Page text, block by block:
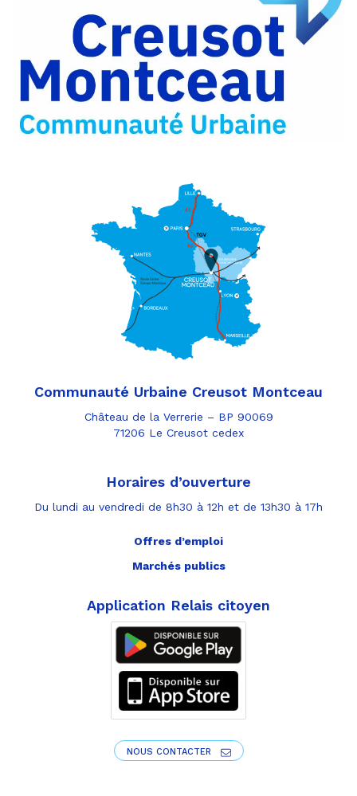
Facebook
Partager
Twitter
Partager
par
e-
mail
Communauté Urbaine Creusot Montceau
Château de la Verrerie – BP 90069
71206 Le Creusot cedex
Horaires d’ouverture
Du lundi au vendredi de 8h30 à 12h et de 13h30 à 17h
Offres d’emploi
Marchés publics
Application Relais citoyen
NOUS CONTACTER